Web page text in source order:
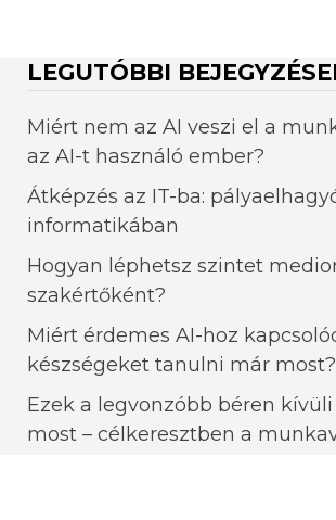
LEGUTÓBBI
Miért nem az AI veszi el a
az AI-t használó ember?
Átképzés az IT-ba:
informatikában
Hogyan léphetsz szintet
szakértőként?
Miért érdemes AI-hoz
készségeket tanulni már most?
Ezek a legvonzóbb béren
most – célkeresztben a